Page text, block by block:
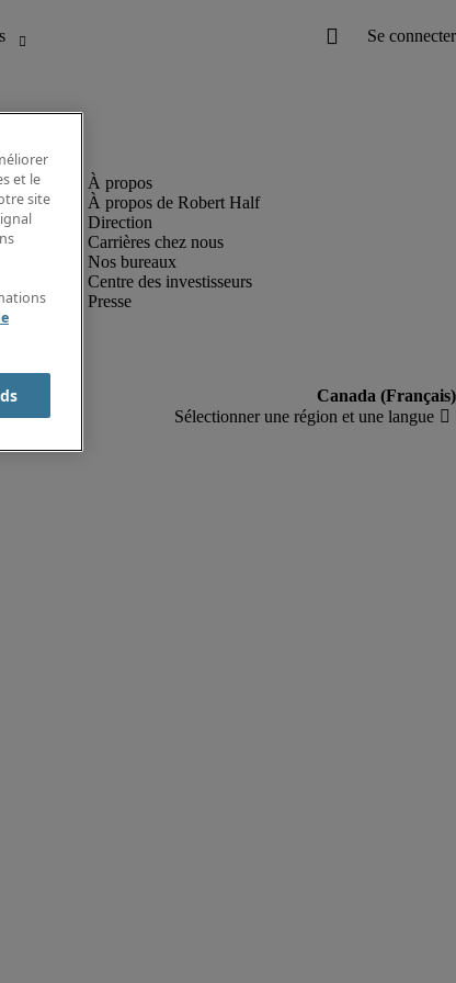
À propos de Robert Half
Direction
Carrières chez nous
Nos bureaux
Centre des investisseurs
Presse
et le
site